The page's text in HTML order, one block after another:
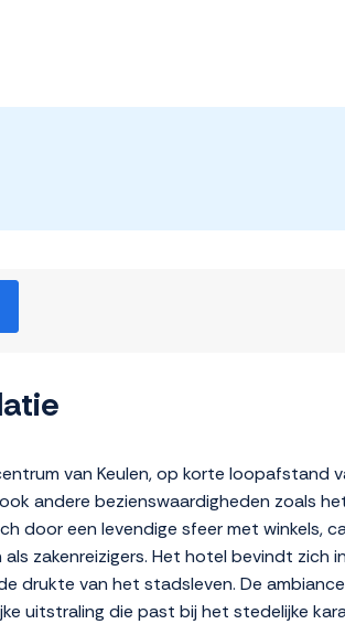
van Keulen, op korte loopafstand
andere bezienswaardigheden zoals
door een levendige sfeer met winkels,
zakenreizigers. Het hotel bevindt zich
drukte van het stadsleven. De
uitstraling die past bij het stedelijke